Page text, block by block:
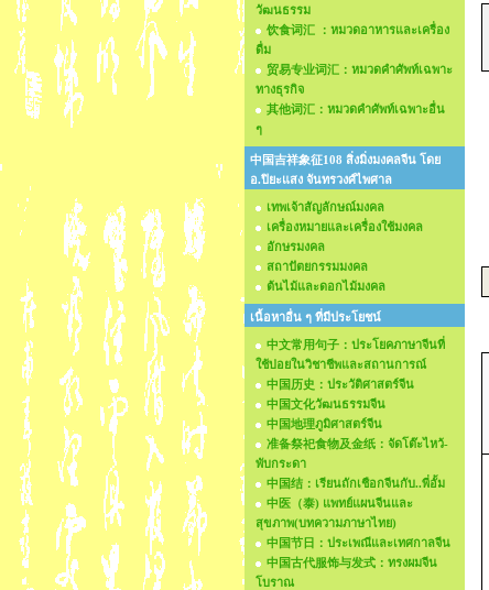
วัฒนธรรม
饮食词汇 ：หมวดอาหารและเครื่อง
ดื่ม
贸易专业词汇：หมวดคำศัพท์เฉพาะ
ทางธุรกิจ
其他词汇：หมวดคำศัพท์เฉพาะอื่น
ๆ
中国吉祥象征108 สิ่งมิ่งมงคลจีน โดย
อ.ปิยะแสง จันทรวงศ์ไพศาล
เทพเจ้าสัญลักษณ์มงคล
เครื่องหมายและเครื่องใช้มงคล
อักษรมงคล
สถาปัตยกรรมมงคล
ต้นไม้และดอกไม้มงคล
เนื้อหาอื่น ๆ ที่มีประโยชน์
中文常用句子：ประโยคภาษาจีนที่
ใช้บ่อยในวิชาชีพและสถานการณ์
中国历史：ประวัติศาสตร์จีน
中国文化วัฒนธรรมจีน
中国地理ภูมิศาสตร์จีน
准备祭祀食物及金纸：จัดโต๊ะไหว้-
พับกระดา
中国结：เรียนถักเชือกจีนกับ..พี่อั้ม
中医（泰) แพทย์แผนจีนและ
สุขภาพ(บทความภาษาไทย)
中国节日：ประเพณีและเทศกาลจีน
中国古代服饰与发式：ทรงผมจีน
โบราณ